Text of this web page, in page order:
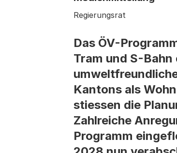
Regierungsrat
Das ÖV-
Tram und S-
Kantons als
stiessen die
Zahlreiche
Programm